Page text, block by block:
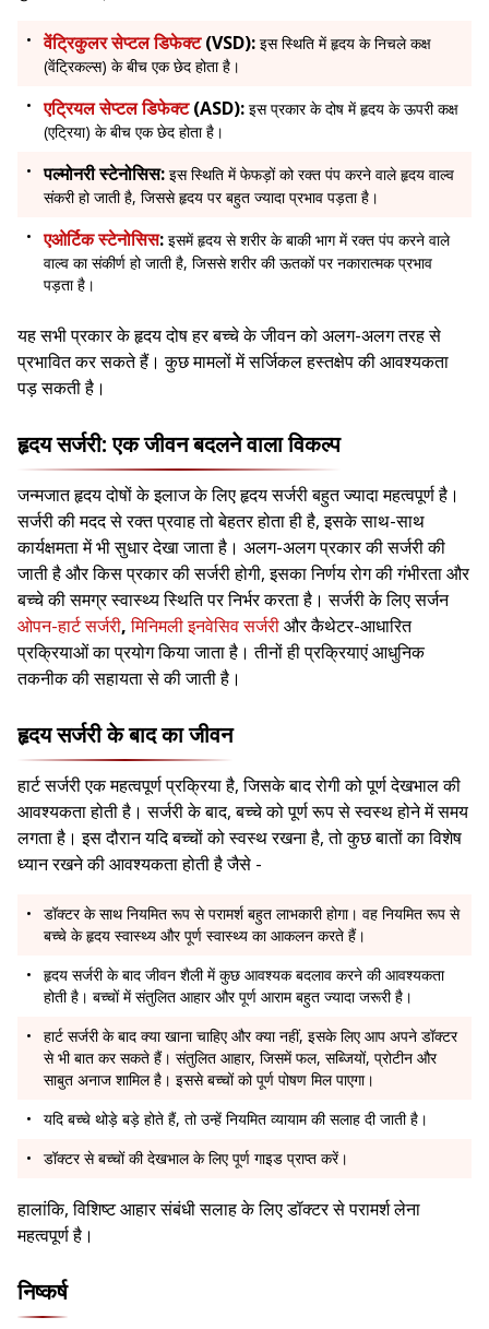
वेंट्रिकुलर सेप्टल डिफेक्ट(VSD): इस स्थिति में हृदय के निचले कक्ष
(वेंट्रिकल्स) के बीच एक छेद होता है।
एट्रियल सेप्टल डिफेक्ट(ASD): इस प्रकार के दोष में हृदय के ऊपरी कक्ष
(एट्रिया) के बीच एक छेद होता है।
पल्मोनरी स्टेनोसिस: इस स्थिति में फेफड़ों को रक्त पंप करने वाले हृदय वाल्व
संकरी हो जाती है, जिससे हृदय पर बहुत ज्यादा प्रभाव पड़ता है।
एओर्टिक स्टेनोसिस: इसमें हृदय से शरीर के बाकी भाग में रक्त पंप करने वाले
वाल्व का संकीर्ण हो जाती है, जिससे शरीर की ऊतकों पर नकारात्मक प्रभाव
पड़ता है।
यह सभी प्रकार के हृदय दोष हर बच्चे के जीवन को अलग-अलग तरह से
प्रभावित कर सकते हैं। कुछ मामलों में सर्जिकल हस्तक्षेप की आवश्यकता
पड़ सकती है।
हृदय सर्जरी: एक जीवन बदलने वाला विकल्प
जन्मजात हृदय दोषों के इलाज के लिए हृदय सर्जरी बहुत ज्यादा महत्वपूर्ण है।
सर्जरी की मदद से रक्त प्रवाह तो बेहतर होता ही है, इसके साथ-साथ
कार्यक्षमता में भी सुधार देखा जाता है। अलग-अलग प्रकार की सर्जरी की
जाती है और किस प्रकार की सर्जरी होगी, इसका निर्णय रोग की गंभीरता और
बच्चे की समग्र स्वास्थ्य स्थिति पर निर्भर करता है। सर्जरी के लिए सर्जन
ओपन-हार्ट सर्जरी,मिनिमली इनवेसिव सर्जरीऔर कैथेटर-आधारित
प्रक्रियाओं का प्रयोग किया जाता है। तीनों ही प्रक्रियाएं आधुनिक
तकनीक की सहायता से की जाती है।
हृदय सर्जरी के बाद का जीवन
हार्ट सर्जरी एक महत्वपूर्ण प्रक्रिया है, जिसके बाद रोगी को पूर्ण देखभाल की
आवश्यकता होती है। सर्जरी के बाद, बच्चे को पूर्ण रूप से स्वस्थ होने में समय
लगता है। इस दौरान यदि बच्चों को स्वस्थ रखना है, तो कुछ बातों का विशेष
ध्यान रखने की आवश्यकता होती है जैसे -
डॉक्टर के साथ नियमित रूप से परामर्श बहुत लाभकारी होगा। वह नियमित रूप से
बच्चे के हृदय स्वास्थ्य और पूर्ण स्वास्थ्य का आकलन करते हैं।
हृदय सर्जरी के बाद जीवन शैली में कुछ आवश्यक बदलाव करने की आवश्यकता
होती है। बच्चों में संतुलित आहार और पूर्ण आराम बहुत ज्यादा जरूरी है।
हार्ट सर्जरी के बाद क्या खाना चाहिए और क्या नहीं, इसके लिए आप अपने डॉक्टर
से भी बात कर सकते हैं। संतुलित आहार, जिसमें फल, सब्जियों, प्रोटीन और
साबुत अनाज शामिल है। इससे बच्चों को पूर्ण पोषण मिल पाएगा।
यदि बच्चे थोड़े बड़े होते हैं, तो उन्हें नियमित व्यायाम की सलाह दी जाती है।
डॉक्टर से बच्चों की देखभाल के लिए पूर्ण गाइड प्राप्त करें।
हालांकि, विशिष्ट आहार संबंधी सलाह के लिए डॉक्टर से परामर्श लेना
महत्वपूर्ण है।
निष्कर्ष